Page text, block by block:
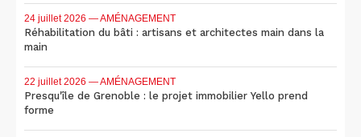
24 juillet 2026 — AMÉNAGEMENT
Réhabilitation du bâti : artisans et architectes main dans la
main
22 juillet 2026 — AMÉNAGEMENT
Presqu'île de Grenoble : le projet immobilier Yello prend
forme